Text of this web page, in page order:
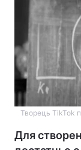
Творець TikTok
Для